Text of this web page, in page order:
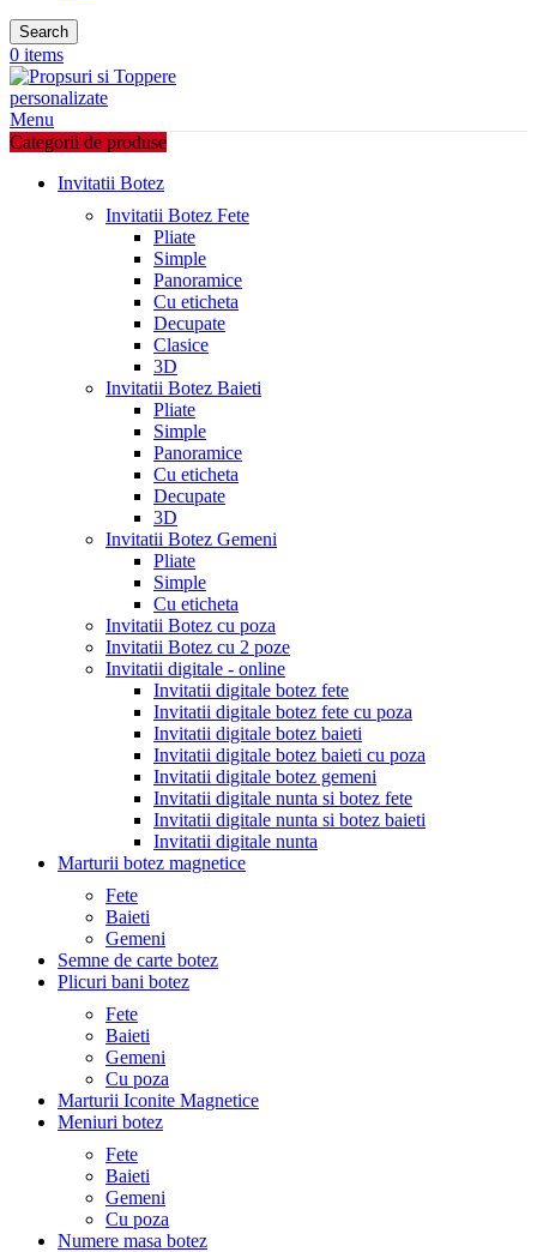
Search
0 items
Menu
Categorii de produse
Invitatii Botez
Invitatii Botez Fete
Pliate
Simple
Panoramice
Cu eticheta
Decupate
Clasice
3D
Invitatii Botez Baieti
Pliate
Simple
Panoramice
Cu eticheta
Decupate
3D
Invitatii Botez Gemeni
Pliate
Simple
Cu eticheta
Invitatii Botez cu poza
Invitatii Botez cu 2 poze
Invitatii digitale - online
Invitatii digitale botez fete
Invitatii digitale botez fete cu poza
Invitatii digitale botez baieti
Invitatii digitale botez baieti cu poza
Invitatii digitale botez gemeni
Invitatii digitale nunta si botez fete
Invitatii digitale nunta si botez baieti
Invitatii digitale nunta
Marturii botez magnetice
Fete
Baieti
Gemeni
Semne de carte botez
Plicuri bani botez
Fete
Baieti
Gemeni
Cu poza
Marturii Iconite Magnetice
Meniuri botez
Fete
Baieti
Gemeni
Cu poza
Numere masa botez